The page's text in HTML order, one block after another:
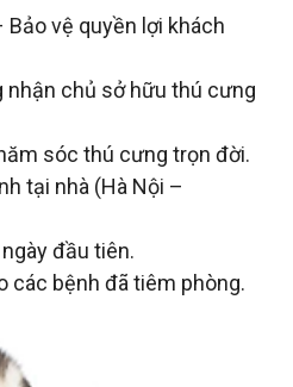
Bảo vệ quyền lợi khách
nhận chủ sở hữu thú cưng
sóc thú cưng trọn đời.
tại nhà (Hà Nội –
đầu tiên.
các bệnh đã tiêm phòng.